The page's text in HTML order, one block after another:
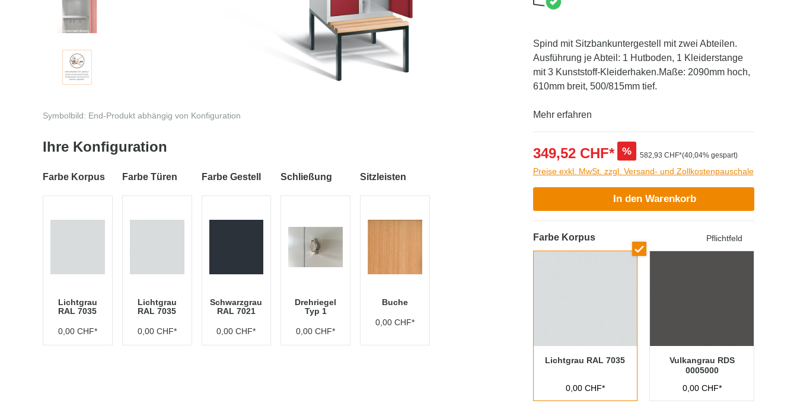
Symbolbild: End-Produkt abhängig von Konfiguration
Ihre Konfiguration
Farbe Korpus
Lichtgrau
RAL 7035
0,00 CHF*
Farbe Türen
Lichtgrau
RAL 7035
0,00 CHF*
Farbe Gestell
Schwarzgrau
RAL 7021
0,00 CHF*
Schließung
Drehriegel
Typ 1
0,00 CHF*
Sitzleisten
Buche
0,00 CHF*
Spind mit Sitzbankuntergestell mit zwei Abteilen.
Ausführung je Abteil: 1 Hutboden, 1 Kleiderstange
mit 3 Kunststoff-Kleiderhaken.Maße: 2090mm hoch,
610mm breit, 500/815mm tief.
Mehr erfahren
349,52 CHF* % 582,93 CHF*(40,04% gespart)
Preise exkl. MwSt. zzgl. Versand- und Zollkostenpauschale
In den Warenkorb
Farbe Korpus Pflichtfeld
Lichtgrau RAL 7035
0,00 CHF*
Vulkangrau RDS
0005000
0,00 CHF*